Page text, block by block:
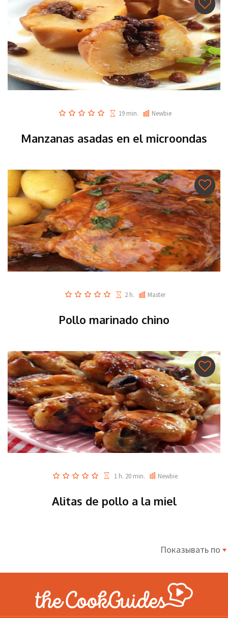
19 min. Newbie
Manzanas asadas en el microondas
2 h. Master
Pollo marinado chino
1 h. 20 min. Newbie
Alitas de pollo a la miel
Показывать по